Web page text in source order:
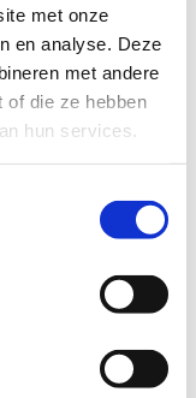
met onze
en analyse. Deze
met andere
of die ze hebben
hun services.
behoort